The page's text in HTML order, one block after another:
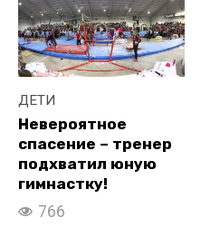
ДЕТИ
Невероятное
спасение – тренер
подхватил юную
гимнастку!
766